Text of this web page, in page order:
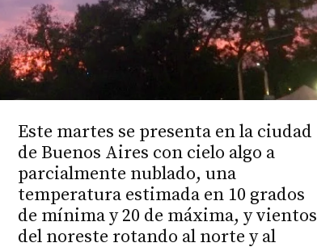
Este martes se presenta en la ciudad
de Buenos Aires con cielo algo a
parcialmente nublado, una
temperatura estimada en 10 grados
de mínima y 20 de máxima, y vientos
del noreste rotando al norte y al